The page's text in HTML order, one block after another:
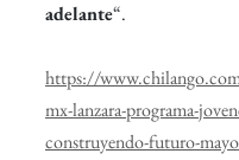
adelante“.
https://
mx-lanzara-programa-
construyendo-futuro-